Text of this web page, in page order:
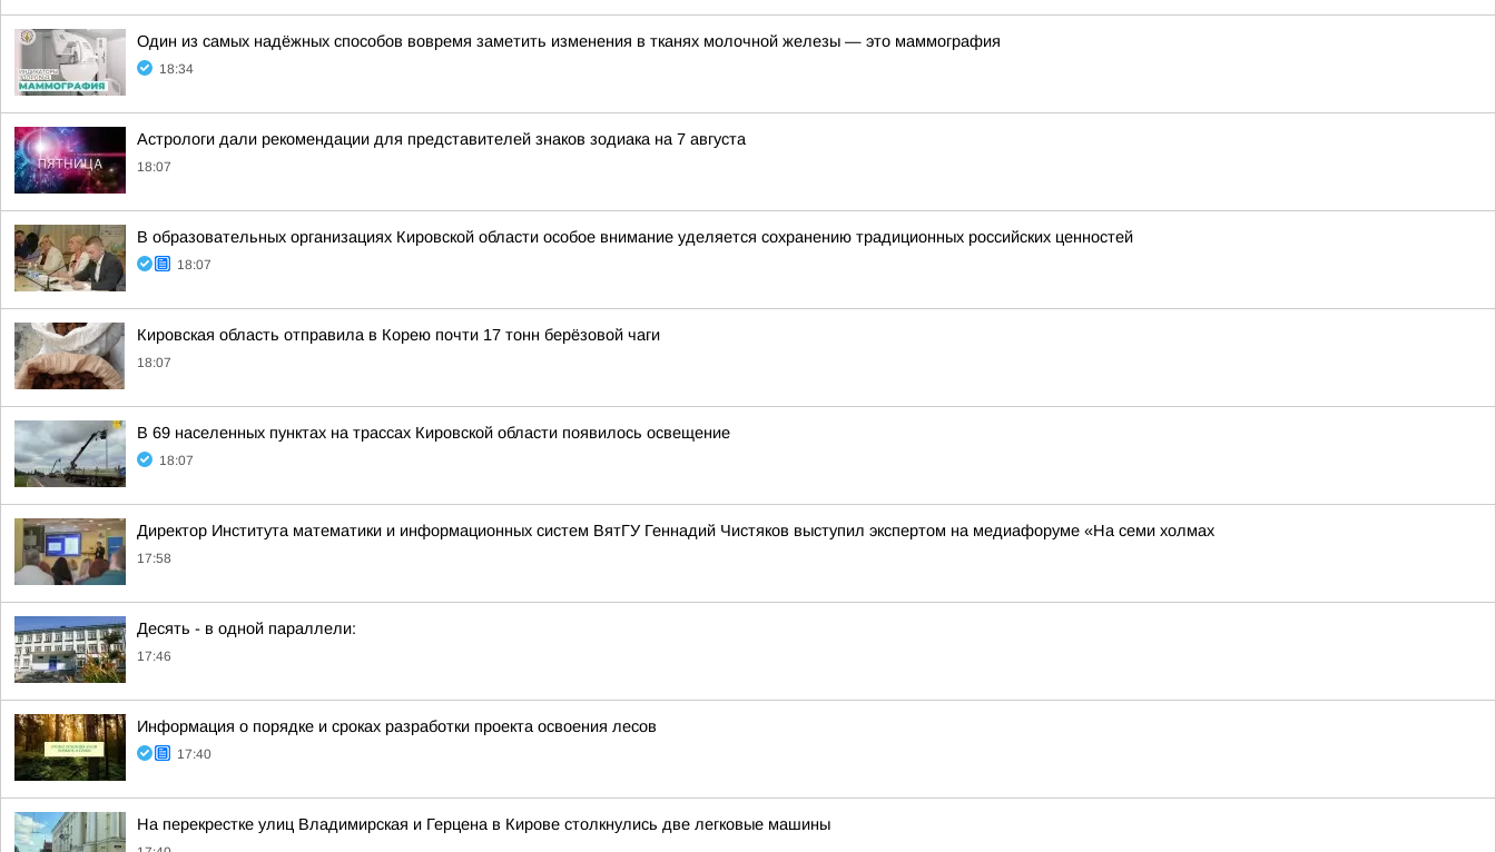
Один из самых надёжных способов вовремя заметить изменения в тканях молочной железы — это маммография
18:34
Астрологи дали рекомендации для представителей знаков зодиака на 7 августа
18:07
В образовательных организациях Кировской области особое внимание уделяется сохранению традиционных российских ценностей
18:07
Кировская область отправила в Корею почти 17 тонн берёзовой чаги
18:07
В 69 населенных пунктах на трассах Кировской области появилось освещение
18:07
Директор Института математики и информационных систем ВятГУ Геннадий Чистяков выступил экспертом на медиафоруме «На семи холмах
17:58
Десять - в одной параллели:
17:46
Информация о порядке и сроках разработки проекта освоения лесов
17:40
На перекрестке улиц Владимирская и Герцена в Кирове столкнулись две легковые машины